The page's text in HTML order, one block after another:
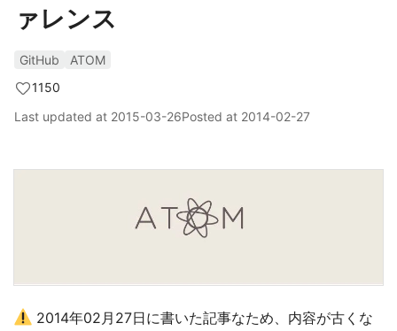
ァレンス
GitHub
ATOM
1150
Last updated at 2015-03-26Posted at 2014-02-27
2014年02月27日に書いた記事なため、内容が古くな